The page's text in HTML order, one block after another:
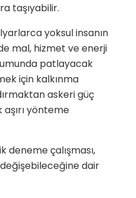
taşıyabilir.
yoksul insanın
mal, hizmet ve enerji
patlayacak
için kalkınma
askeri güç
yönteme
deneme çalışması,
değişebileceğine dair